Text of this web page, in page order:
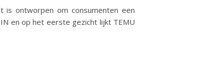
is ontworpen om consumenten een
en op het eerste gezicht lijkt TEMU